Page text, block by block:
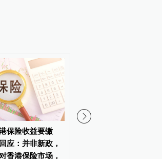
保险收益要缴
应：并非新政，
香港保险市场，